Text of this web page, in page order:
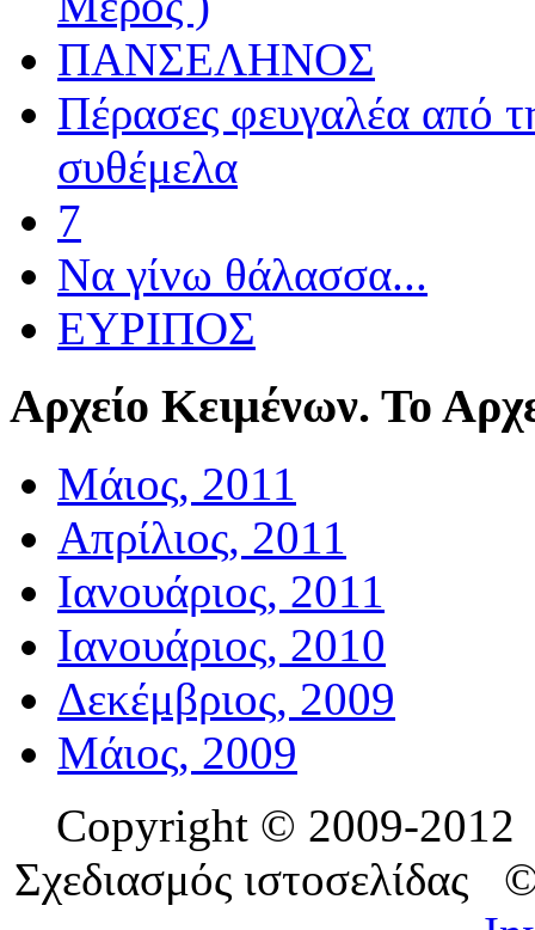
ΠΑΝΣΕΛΗΝΟΣ
Πέρασες φευγαλέα από
συθέμελα
7
Να γίνω θάλασσα...
ΕΥΡΙΠΟΣ
Αρχείο Κειμένων. Το
Μάιος, 2011
Απρίλιος, 2011
Ιανουάριος, 2011
Ιανουάριος, 2010
Δεκέμβριος, 2009
Μάιος, 2009
Copyright © 2009-
Σχεδιασμός